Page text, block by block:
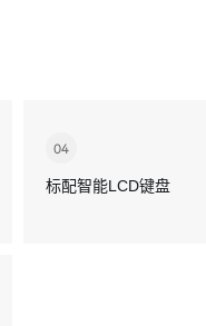
04
标配智能LCD键盘